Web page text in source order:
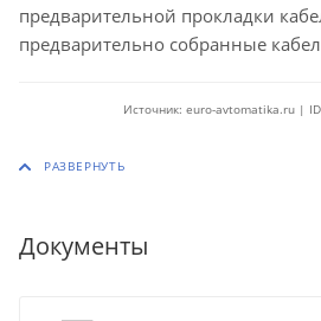
предварительной прокладки
предварительно собранные
Источник: euro-avtomatika.ru |
Документы